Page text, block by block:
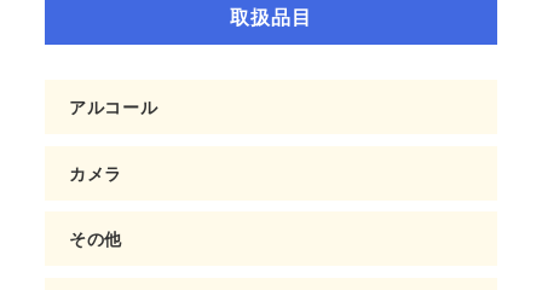
取扱品目
アルコール
カメラ
その他